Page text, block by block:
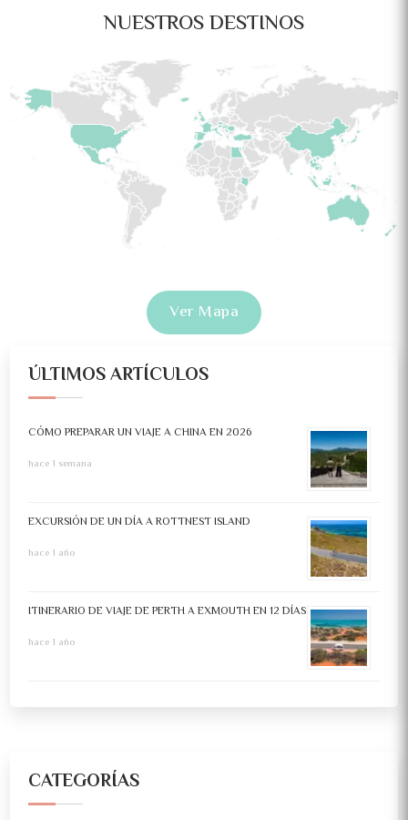
NUESTROS DESTINOS
Ver Mapa
ÚLTIMOS ARTÍCULOS
CÓMO PREPARAR UN VIAJE A CHINA EN 2026
hace 1 semana
EXCURSIÓN DE UN DÍA A ROTTNEST ISLAND
hace 1 año
ITINERARIO DE VIAJE DE PERTH A EXMOUTH EN 12 DÍAS
hace 1 año
CATEGORÍAS